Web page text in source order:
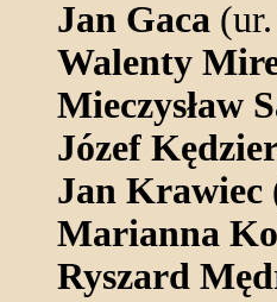
Jan Gaca
Walenty
Mieczysław
Józef
Jan Krawiec
Marianna
Ryszard